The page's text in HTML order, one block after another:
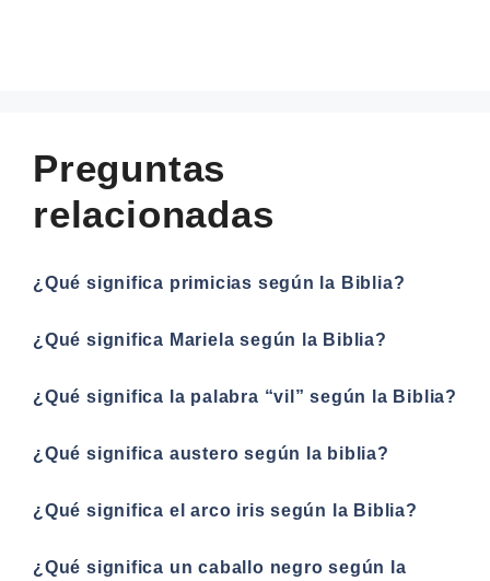
Preguntas
relacionadas
¿Qué significa primicias según la Biblia?
¿Qué significa Mariela según la Biblia?
¿Qué significa la palabra “vil” según la Biblia?
¿Qué significa austero según la biblia?
¿Qué significa el arco iris según la Biblia?
¿Qué significa un caballo negro según la